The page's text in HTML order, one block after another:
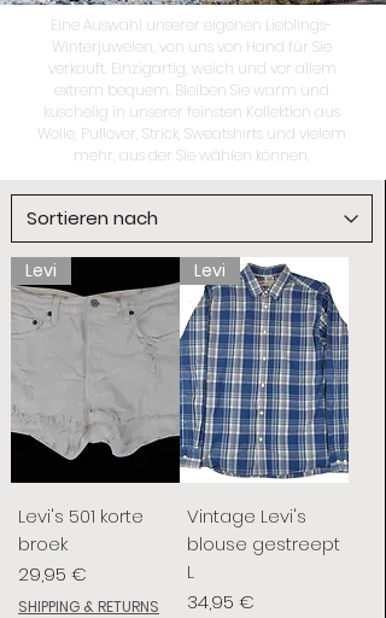
Eine Auswahl unserer eigenen Lieblings-
Winterjuwelen, von uns von Hand für Sie
verkauft. Einzigartig, weich und vor allem
extrem bequem. Bleiben Sie warm und
kuschelig in unserer feinsten Kollektion aus
Wolle, Pullover, Strick, Sweatshirts und vielem
mehr, aus der Sie wählen können.
Levi
Levi's 501 korte
broek
Preis
29,95 €
SHIPPING & RETURNS
Levi
Vintage Levi's
blouse gestreept
L
Preis
34,95 €